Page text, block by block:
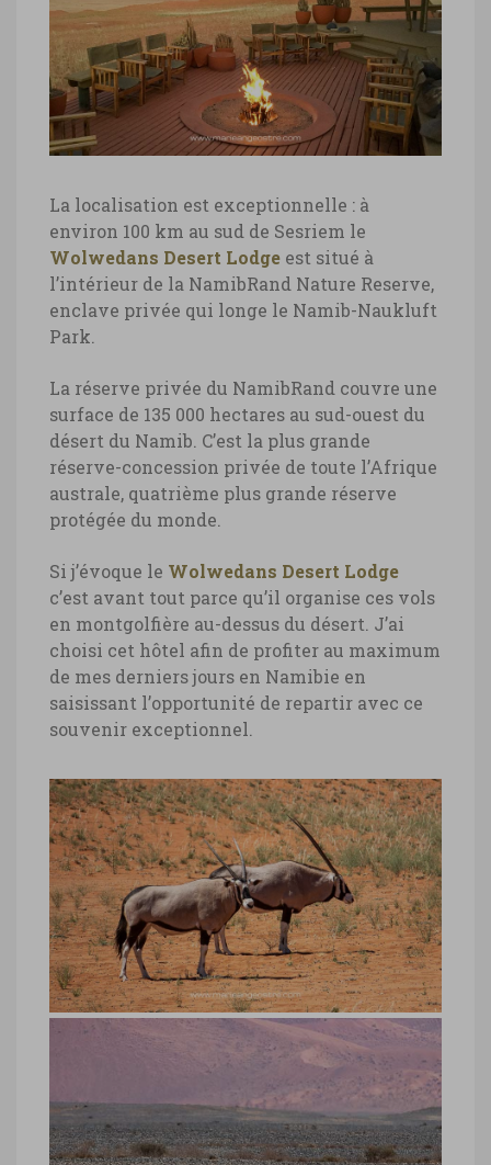
Namibie, hôtel Wolwedans Desert
Lodge
Namibie, hôtel Wolwedans Desert Lodge
© Marie-Ange Ostré
Namibie, Wolwedans Desert Lodge
Namibie, hôtel Wolwedans Desert Lodge
© Marie-Ange Ostré
La localisation est exceptionnelle : à
environ 100 km au sud de Sesriem le
Wolwedans Desert Lodge est situé à
l’intérieur de la NamibRand Nature Reserve,
enclave privée qui longe le Namib-Naukluft
Park.
La réserve privée du NamibRand couvre une
surface de 135 000 hectares au sud-ouest du
désert du Namib. C’est la plus grande
réserve-concession privée de toute l’Afrique
australe, quatrième plus grande réserve
protégée du monde.
Si j’évoque le Wolwedans Desert Lodge
c’est avant tout parce qu’il organise ces vols
en montgolfière au-dessus du désert. J’ai
choisi cet hôtel afin de profiter au maximum
de mes derniers jours en Namibie en
saisissant l’opportunité de repartir avec ce
souvenir exceptionnel.
Namibie, oryx devant le Wolwedans
Desert Lodge